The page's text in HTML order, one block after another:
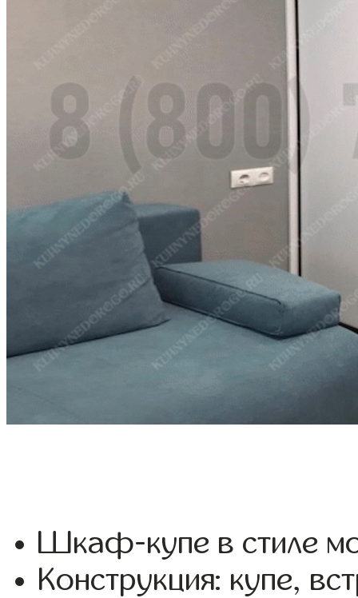
Шкаф-купе в стиле
Конструкция: купе,